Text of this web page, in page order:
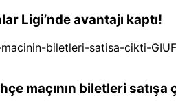
Ligi’nde avantajı kaptı!
maçının biletleri satışa